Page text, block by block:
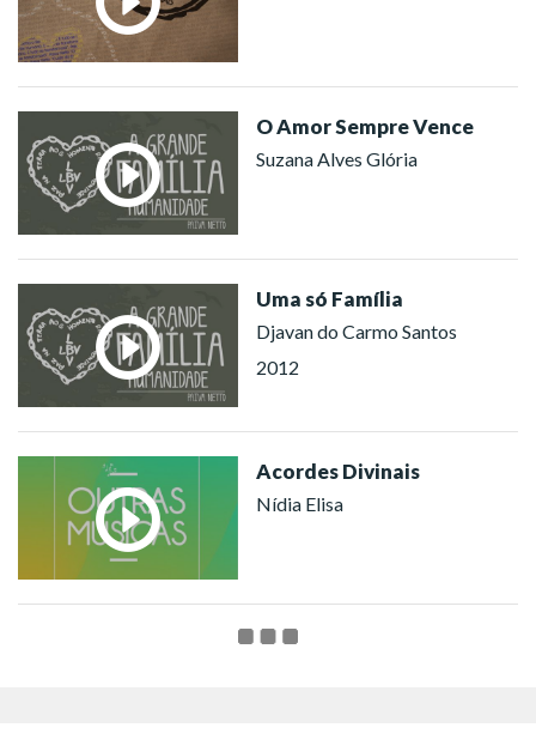
O Amor Sempre Vence
Suzana Alves Glória
Uma só Família
Djavan do Carmo Santos
2012
Acordes Divinais
Nídia Elisa